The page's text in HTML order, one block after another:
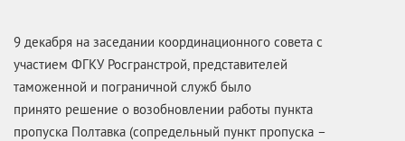
9 декабря на заседании координационного совета с
участием ФГКУ Росгранстрой, представителей
таможенной и пограничной служб было
принято решение о возобновлении работы пункта
пропуска Полтавка (сопредельный пункт пропуска –